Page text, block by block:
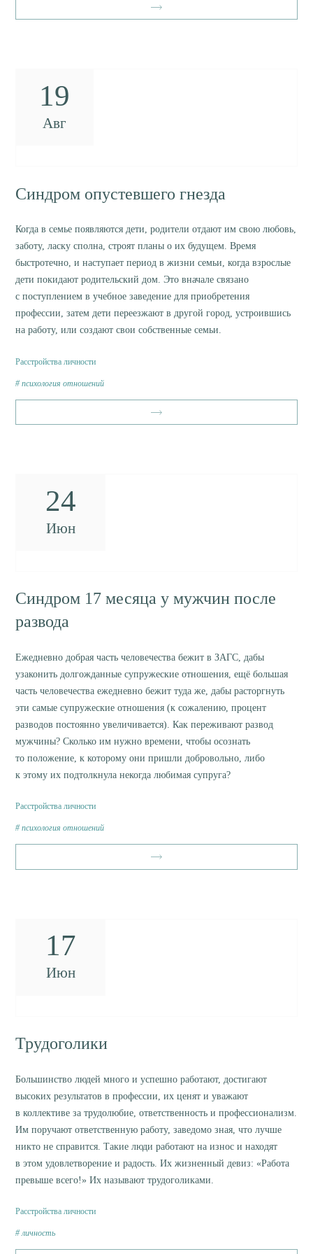
19
Авг
Синдром опустевшего гнезда
Когда в семье появляются дети, родители отдают им свою любовь,
заботу, ласку сполна, строят планы о их будущем. Время
быстротечно, и наступает период в жизни семьи, когда взрослые
дети покидают родительский дом. Это вначале связано
с поступлением в учебное заведение для приобретения
профессии, затем дети переезжают в другой город, устроившись
на работу, или создают свои собственные семьи.
Расстройства личности
психология отношений
24
Июн
Синдром 17 месяца у мужчин после
развода
Ежедневно добрая часть человечества бежит в ЗАГС, дабы
узаконить долгожданные супружеские отношения, ещё большая
часть человечества ежедневно бежит туда же, дабы расторгнуть
эти самые супружеские отношения (к сожалению, процент
разводов постоянно увеличивается). Как переживают развод
мужчины? Сколько им нужно времени, чтобы осознать
то положение, к которому они пришли добровольно, либо
к этому их подтолкнула некогда любимая супруга?
Расстройства личности
психология отношений
17
Июн
Трудоголики
Большинство людей много и успешно работают, достигают
высоких результатов в профессии, их ценят и уважают
в коллективе за трудолюбие, ответственность и профессионализм.
Им поручают ответственную работу, заведомо зная, что лучше
никто не справится. Такие люди работают на износ и находят
в этом удовлетворение и радость. Их жизненный девиз: «Работа
превыше всего!» Их называют трудоголиками.
Расстройства личности
личность